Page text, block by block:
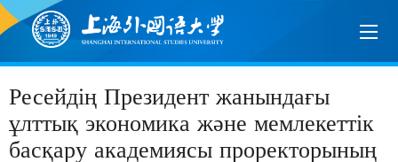
Ресейдің Президент жанындағы
ұлттық экономика және мемлекеттік
басқару академиясы проректорының